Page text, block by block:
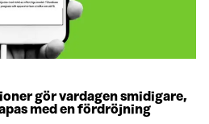
gör vardagen smidigare,
med en fördröjning